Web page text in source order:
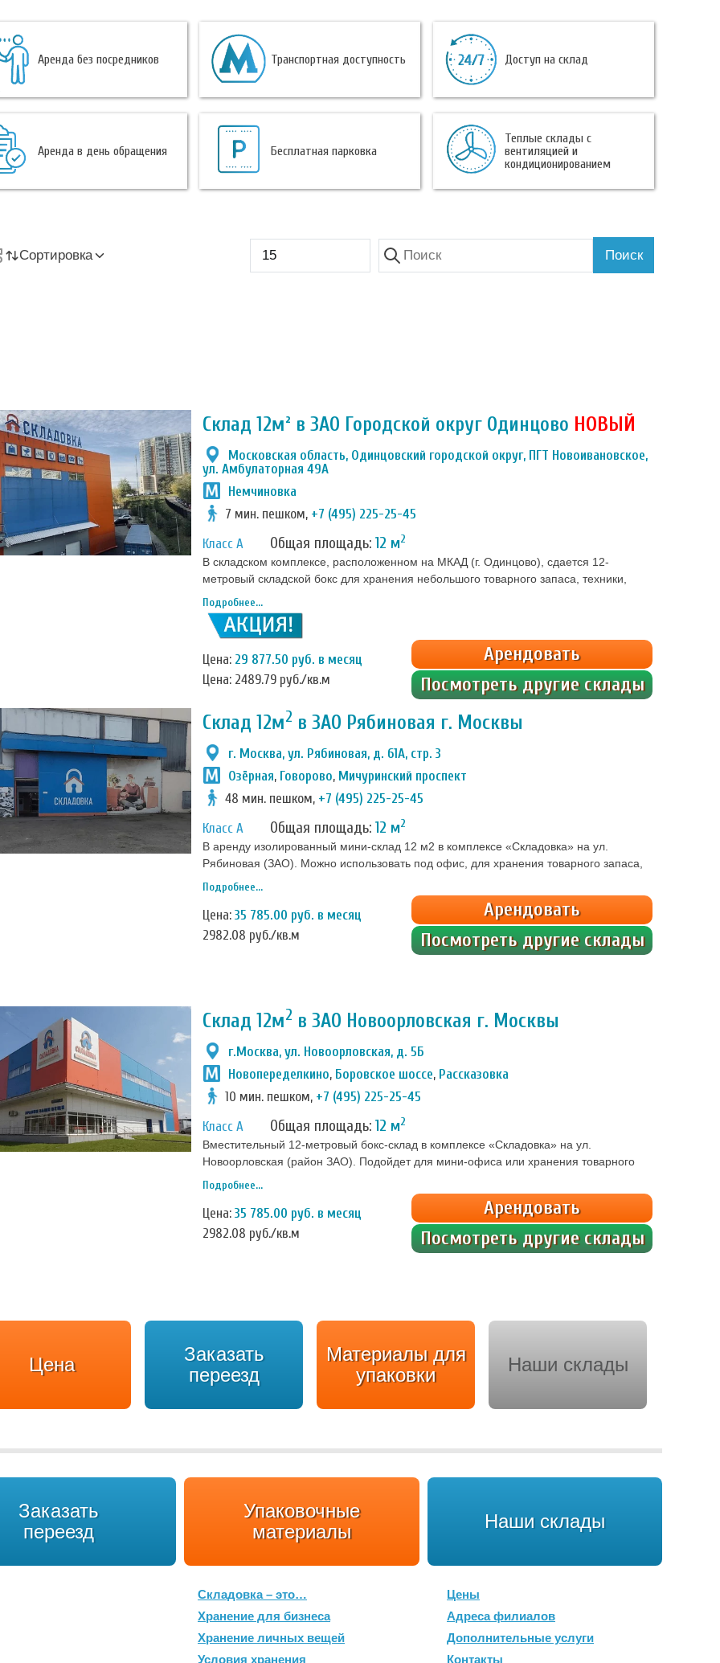
Аренда без посредников Транспортная доступность Доступ на склад
Аренда в день обращения Бесплатная парковка
Теплые склады с
вентиляцией и
кондиционированием
Сортировка Поиск
Склад 12м² в ЗАО Городской округ Одинцово НОВЫЙ
Московская область, Одинцовский городской округ, ПГТ Новоивановское,
ул. Амбулаторная 49А
Немчиновка
7 мин. пешком, +7 (495) 225-25-45
Класс А
Общая площадь: 12 м2
В складском комплексе, расположенном на МКАД (г. Одинцово), сдается 12-
метровый складской бокс для хранения небольшого товарного запаса, техники,
оборудования. Чисто и тепло, отсутствуют коммунальные платежи
Подробнее...
Цена: 29 877.50 руб. в месяц
Цена: 2489.79 руб./кв.м
Арендовать
Посмотреть другие склады
Склад 12м2 в ЗАО Рябиновая г. Москвы
г. Москва, ул. Рябиновая, д. 61А, стр. 3
Озёрная, Говорово, Мичуринский проспект
48 мин. пешком, +7 (495) 225-25-45
Класс А
Общая площадь: 12 м2
В аренду изолированный мини-склад 12 м2 в комплексе «Складовка» на ул.
Рябиновая (ЗАО). Можно использовать под офис, для хранения товарного запаса,
мебели, оргтехники и др. В помещении круглый год тепло и сухо, проведено
электричество, установлены розетки. На территории охрана, при […]
Подробнее...
Цена: 35 785.00 руб. в месяц
2982.08 руб./кв.м
Арендовать
Посмотреть другие склады
Склад 12м2 в ЗАО Новоорловская г. Москвы
г.Москва, ул. Новоорловская, д. 5Б
Новопеределкино, Боровское шоссе, Рассказовка
10 мин. пешком, +7 (495) 225-25-45
Класс А
Общая площадь: 12 м2
Вместительный 12-метровый бокс-склад в комплексе «Складовка» на ул.
Новоорловская (район ЗАО). Подойдет для мини-офиса или хранения товарного
запаса. Вместит всю вашу мебель и технику во время переезда или ремонта.
Внутри сухо, тепло, чисто, есть розетки, освещение, бесплатный Wi-Fi. На
территории […]
Подробнее...
Цена: 35 785.00 руб. в месяц
2982.08 руб./кв.м
Арендовать
Посмотреть другие склады
Цена
Заказать
переезд
Материалы для
упаковки
Наши склады
Заказать
переезд
Упаковочные
материалы
Наши склады
Складовка – это…
Хранение для бизнеса
Хранение личных вещей
Условия хранения
Цены
Адреса филиалов
Дополнительные услуги
Контакты